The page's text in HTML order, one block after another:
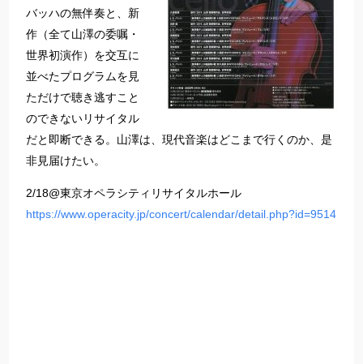
バッハの無伴奏と、新
作（全て山澤の委嘱・
世界初演作）を交互に
並べたプログラムを見
ただけで聴き逃すこと
のできないリサイタル
だと即断できる。山澤は、現代音楽はどこまで行くのか、是
非見届けたい。
2/18@東京オペラシティリサイタルホール
https://www.operacity.jp/concert/calendar/detail.php?id=9514